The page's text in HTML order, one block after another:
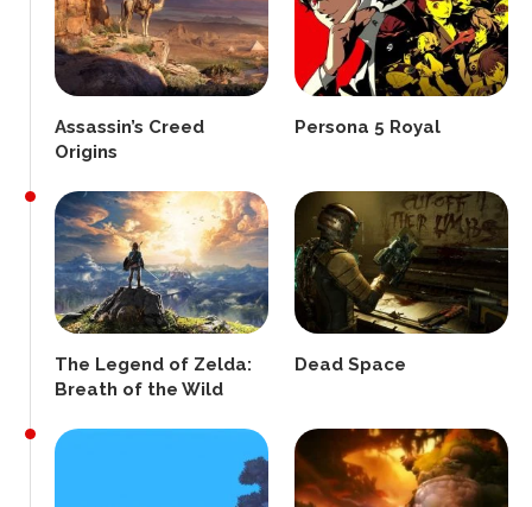
Assassin’s Creed
Origins
Persona 5 Royal
The Legend of Zelda:
Breath of the Wild
Dead Space